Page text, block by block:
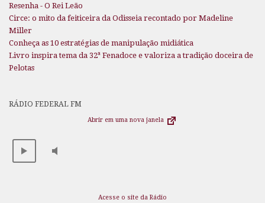
Resenha - O Rei Leão
Circe: o mito da feiticeira da Odisseia recontado por Madeline
Miller
Conheça as 10 estratégias de manipulação midiática
Livro inspira tema da 32ª Fenadoce e valoriza a tradição doceira de
Pelotas
RÁDIO FEDERAL FM
Abrir em uma nova janela
Acesse o site da Rádio